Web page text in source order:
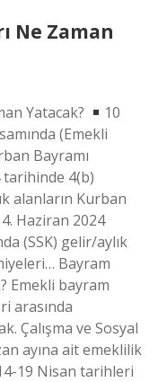
Ne Zaman
Yatacak?
10
(Emekli
Bayramı
tarihinde 4(b)
alanların Kurban
Haziran 2024
(SSK) gelir/aylık
Bayram
Emekli bayram
​​arasında
Çalışma ve Sosyal
ayına ait emeklilik
19 Nisan tarihleri